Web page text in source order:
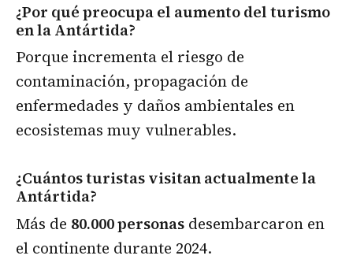
¿Por qué preocupa el aumento del turismo
en la Antártida?
Porque incrementa el riesgo de
contaminación, propagación de
enfermedades y daños ambientales en
ecosistemas muy vulnerables.
¿Cuántos turistas visitan actualmente la
Antártida?
Más de 80.000 personas desembarcaron en
el continente durante 2024.